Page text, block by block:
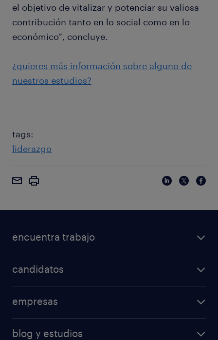
el objetivo de vitalizar y potenciar su valiosa
contribución tanto en lo social como en lo
económico”, concluye.
¿quieres más información sobre alguno de
nuestros estudios?
tags:
liderazgo
encuentra trabajo
candidatos
empresas
blog y estudios